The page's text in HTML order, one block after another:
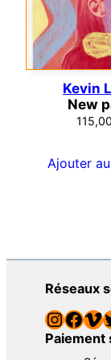
Kevin
New
115,00
Ajouter
Réseaux
InstagramFacebook Vimeo Twitter
Paiement